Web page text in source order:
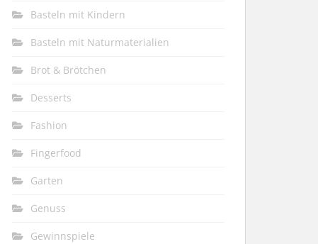
Basteln mit Kindern
Basteln mit Naturmaterialien
Brot & Brötchen
Desserts
Fashion
Fingerfood
Garten
Genuss
Gewinnspiele